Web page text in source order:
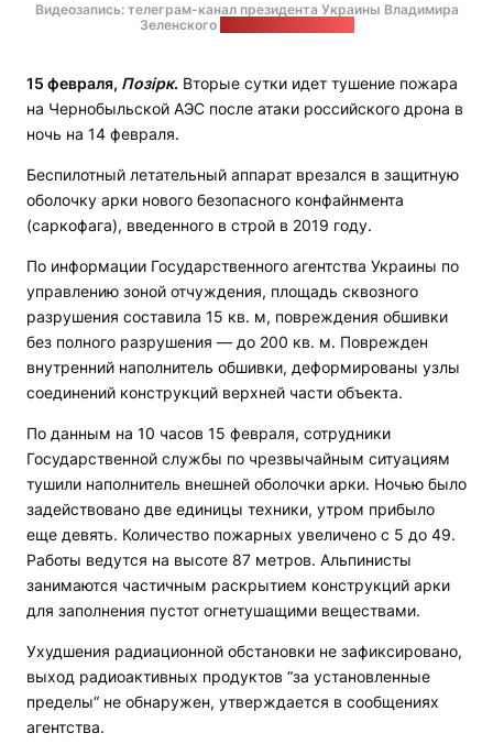
Видеозапись: телеграм-канал президента Украины Владимира
Зеленского
15 февраля, Позірк. Вторые сутки идет тушение пожара
на Чернобыльской АЭС после атаки российского дрона в
ночь на 14 февраля.
Беспилотный летательный аппарат врезался в защитную
оболочку арки нового безопасного конфайнмента
(саркофага), введенного в строй в 2019 году.
По информации Государственного агентства Украины по
управлению зоной отчуждения, площадь сквозного
разрушения составила 15 кв. м, повреждения обшивки
без полного разрушения — до 200 кв. м. Поврежден
внутренний наполнитель обшивки, деформированы узлы
соединений конструкций верхней части объекта.
По данным на 10 часов 15 февраля, сотрудники
Государственной службы по чрезвычайным ситуациям
тушили наполнитель внешней оболочки арки. Ночью было
задействовано две единицы техники, утром прибыло
еще девять. Количество пожарных увеличено с 5 до 49.
Работы ведутся на высоте 87 метров. Альпинисты
занимаются частичным раскрытием конструкций арки
для заполнения пустот огнетушащими веществами.
Ухудшения радиационной обстановки не зафиксировано,
выход радиоактивных продуктов “за установленные
пределы“ не обнаружен, утверждается в сообщениях
агентства.